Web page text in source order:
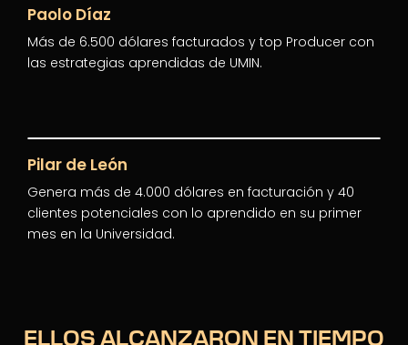
Paolo Díaz
Más de 6.500 dólares facturados y top Producer con
las estrategias aprendidas de UMIN.
Pilar de León
Genera más de 4.000 dólares en facturación y 40
clientes potenciales con lo aprendido en su primer
mes en la Universidad.
ELLOS ALCANZARON EN TIEMPO